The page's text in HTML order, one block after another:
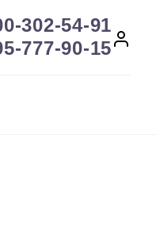
302-54-91
777-90-15